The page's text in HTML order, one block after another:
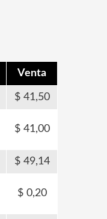
Venta
41,50
41,00
49,14
0,20